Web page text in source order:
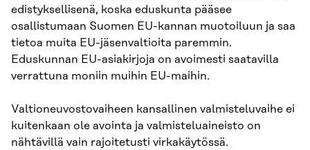
edistyksellisenä, koska eduskunta pääsee
osallistumaan Suomen EU-kannan muotoiluun ja saa
tietoa muita EU-jäsenvaltioita parem­min.
Eduskunnan EU-asiakirjoja on avoimesti saatavilla
verrattuna moniin muihin EU-mai­hin.
Valtioneuvostovaiheen kansallinen valmisteluvaihe ei
kuitenkaan ole avointa ja valmiste­luaineisto on
nähtävillä vain rajoitetusti virkakäytössä.